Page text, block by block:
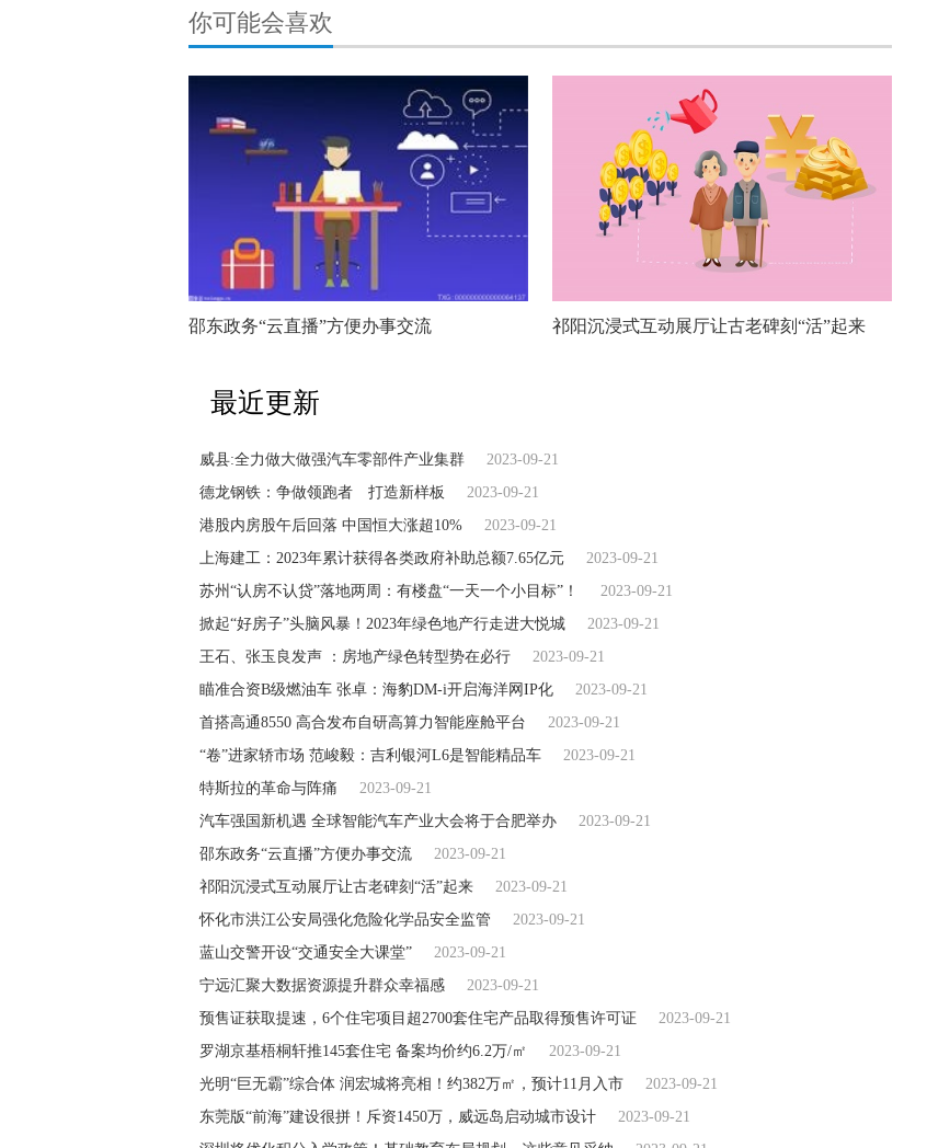
你可能会喜欢
邵东政务“云直播”方便办事交流 祁阳沉浸式互动展厅让古老碑刻“活”起来
最近更新
威县:全力做大做强汽车零部件产业集群
2023-09-21
德龙钢铁：争做领跑者 打造新样板
2023-09-21
港股内房股午后回落 中国恒大涨超10%
2023-09-21
上海建工：2023年累计获得各类政府补助总额7.65亿元
2023-09-21
苏州“认房不认贷”落地两周：有楼盘“一天一个小目标”！
2023-09-21
掀起“好房子”头脑风暴！2023年绿色地产行走进大悦城
2023-09-21
王石、张玉良发声 ：房地产绿色转型势在必行
2023-09-21
瞄准合资B级燃油车 张卓：海豹DM-i开启海洋网IP化
2023-09-21
首搭高通8550 高合发布自研高算力智能座舱平台
2023-09-21
“卷”进家轿市场 范峻毅：吉利银河L6是智能精品车
2023-09-21
特斯拉的革命与阵痛
2023-09-21
汽车强国新机遇 全球智能汽车产业大会将于合肥举办
2023-09-21
邵东政务“云直播”方便办事交流
2023-09-21
祁阳沉浸式互动展厅让古老碑刻“活”起来
2023-09-21
怀化市洪江公安局强化危险化学品安全监管
2023-09-21
蓝山交警开设“交通安全大课堂”
2023-09-21
宁远汇聚大数据资源提升群众幸福感
2023-09-21
预售证获取提速，6个住宅项目超2700套住宅产品取得预售许可证
2023-09-21
罗湖京基梧桐轩推145套住宅 备案均价约6.2万/㎡
2023-09-21
光明“巨无霸”综合体 润宏城将亮相！约382万㎡，预计11月入市
2023-09-21
东莞版“前海”建设很拼！斥资1450万，威远岛启动城市设计
2023-09-21